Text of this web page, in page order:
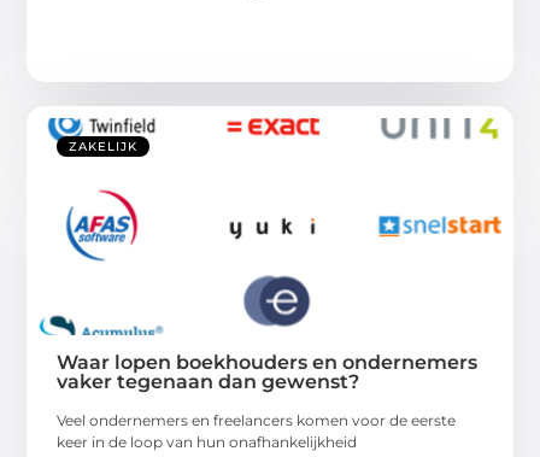
ZAKELIJK
Waar lopen boekhouders en ondernemers
vaker tegenaan dan gewenst?
Veel ondernemers en freelancers komen voor de eerste
keer in de loop van hun onafhankelijkheid